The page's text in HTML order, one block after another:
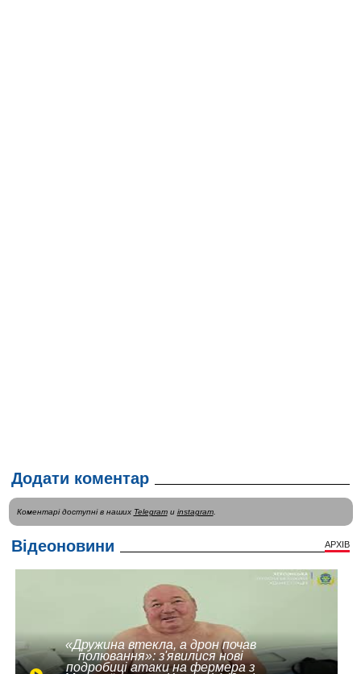
Додати коментар
Коментарі доступні в наших Telegramи instagram.
Відеоновини АРХІВ
«Дружина втекла, а дрон почав
полювання»: з'явилися нові
подробиці атаки на фермера з